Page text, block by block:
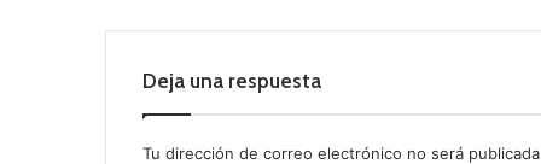
Deja una respuesta
Tu dirección de correo electrónico no será